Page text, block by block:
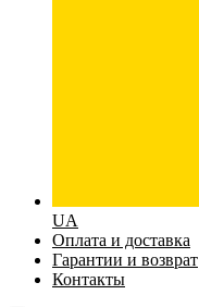
UA
Оплата и доставка
Гарантии и возврат
Контакты